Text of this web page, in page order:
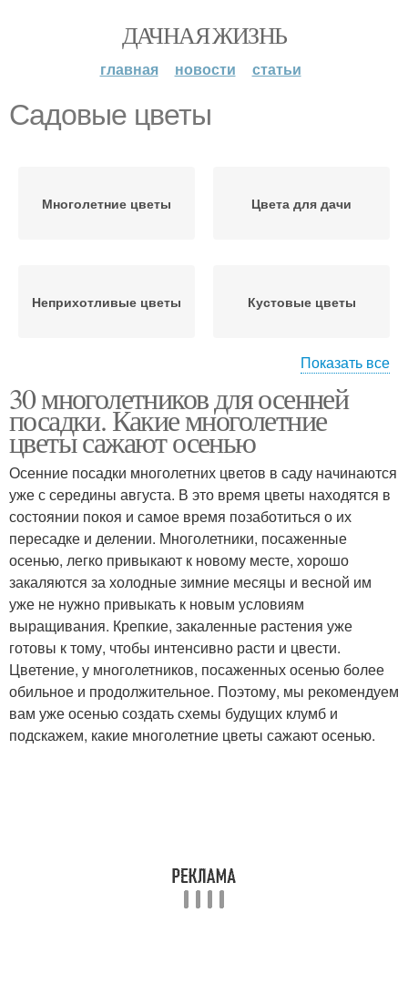
ДАЧНАЯ ЖИЗНЬ
главная новости статьи
Садовые цветы
Многолетние цветы Цвета для дачи
Неприхотливые цветы Кустовые цветы
Цвета под зиму Луковичные цветы
Многолетние цвета Цвета из семян
Показать все
30 многолетников для осенней
посадки. Какие многолетние
цветы сажают осенью
Осенние посадки многолетних цветов в саду начинаются
уже с середины августа. В это время цветы находятся в
состоянии покоя и самое время позаботиться о их
пересадке и делении. Многолетники, посаженные
осенью, легко привыкают к новому месте, хорошо
закаляются за холодные зимние месяцы и весной им
уже не нужно привыкать к новым условиям
выращивания. Крепкие, закаленные растения уже
готовы к тому, чтобы интенсивно расти и цвести.
Цветение, у многолетников, посаженных осенью более
обильное и продолжительное. Поэтому, мы рекомендуем
вам уже осенью создать схемы будущих клумб и
подскажем, какие многолетние цветы сажают осенью.